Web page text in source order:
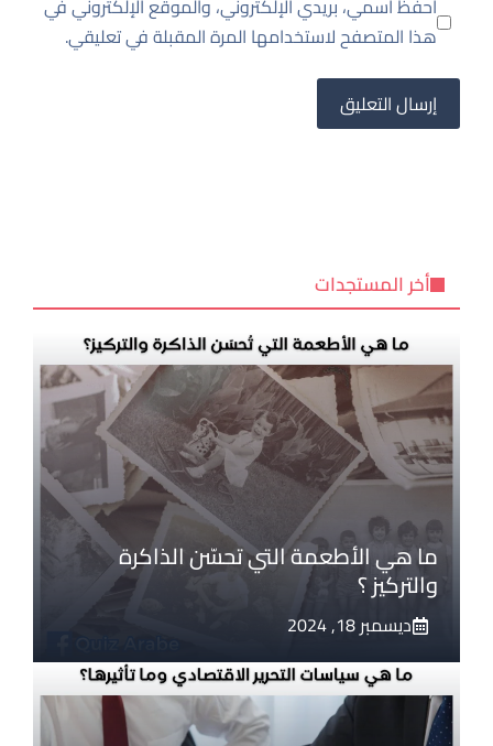
احفظ اسمي، بريدي الإلكتروني، والموقع الإلكتروني في
هذا المتصفح لاستخدامها المرة المقبلة في تعليقي.
أخر المستجدات
ما هي الأطعمة التي تحسّن الذاكرة
والتركيز ؟
ديسمبر 18, 2024